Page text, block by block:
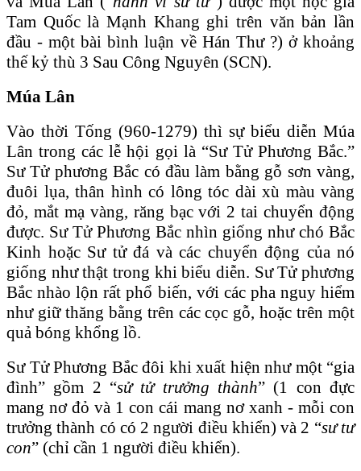
Tam Quốc là Mạnh Khang ghi trên văn bản lần
đầu - một bài bình luận về Hán Thư ?) ở khoảng
thế kỷ thù 3 Sau Công Nguyên (SCN).
Múa Lân
Vào thời Tống (960-1279) thì sự biểu diễn Múa
Lân trong các lễ hội gọi là “Sư Tử Phương Bắc.”
Sư Tử phương Bắc có đầu làm bằng gỗ sơn vàng,
đuôi lụa, thân hình có lông tóc dài xù màu vàng
đỏ, mắt mạ vàng, răng bạc với 2 tai chuyển động
được. Sư Tử Phương Bắc nhìn giống như chó Bắc
Kinh hoặc Sư tử đá và các chuyển động của nó
giống như thật trong khi biểu diễn. Sư Tử phương
Bắc nhào lộn rất phổ biến, với các pha nguy hiểm
như giữ thăng bằng trên các cọc gỗ, hoặc trên một
quả bóng khổng lồ.
Sư Tử Phương Bắc đôi khi xuất hiện như một “gia
đình” gồm 2 “sử tử trưởng thành” (1 con đực
mang nơ đỏ và 1 con cái mang nơ xanh - mỗi con
trưởng thành có có 2 người điều khiển) và 2 “sư tư
con” (chỉ cần 1 người điều khiển).